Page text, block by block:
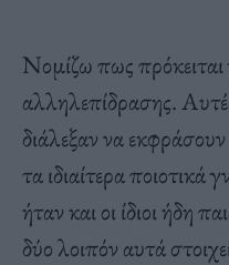
Νομίζω πως πρόκειται
αλληλεπίδρασης.
διάλεξαν να
τα ιδιαίτερα
ήταν και οι ίδιοι ήδη
δύο λοιπόν αυτά